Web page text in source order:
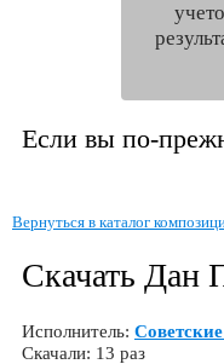
Если вы по-
Вернуться в каталог
Скачать Дан
Исполнитель:
Скачали: 13 раз